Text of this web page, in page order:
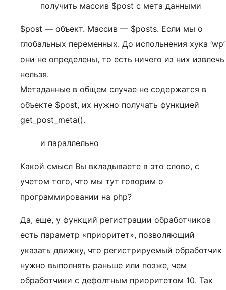
получить массив $post с мета данными
$post — объект. Массив — $posts. Если мы о
глобальных переменных. До испольнения хука ‘wp’
они не определены, то есть ничего из них извлечь
нельзя.
Метаданные в общем случае не содержатся в
объекте $post, их нужно получать функцией
get_post_meta().
и параллельно
Какой смысл Вы вкладываете в это слово, с
учетом того, что мы тут говорим о
программировании на php?
Да, еще, у функций регистрации обработчиков
есть параметр «приоритет», позволяющий
указать движку, что регистрируемый обработчик
нужно выполнять раньше или позже, чем
обработчики с дефолтным приоритетом 10. Так